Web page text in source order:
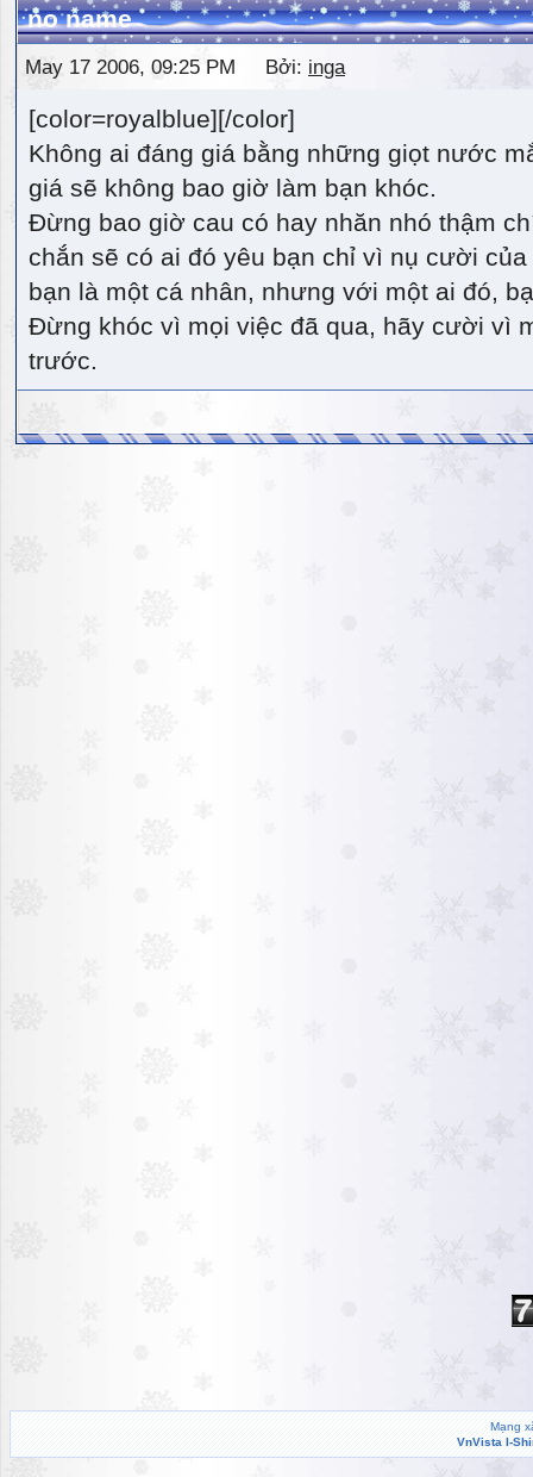
no name
May 17 2006, 09:25 PM Bởi: inga
[color=royalblue][/color]
Không ai đáng giá bằng những giọt nước
giá sẽ không bao giờ làm bạn khóc.
Đừng bao giờ cau có hay nhăn nhó thậm
chắn sẽ có ai đó yêu bạn chỉ vì nụ cười
bạn là một cá nhân, nhưng với một ai đó,
Đừng khóc vì mọi việc đã qua, hãy cười vì
trước.
Mạng
VnVista I-